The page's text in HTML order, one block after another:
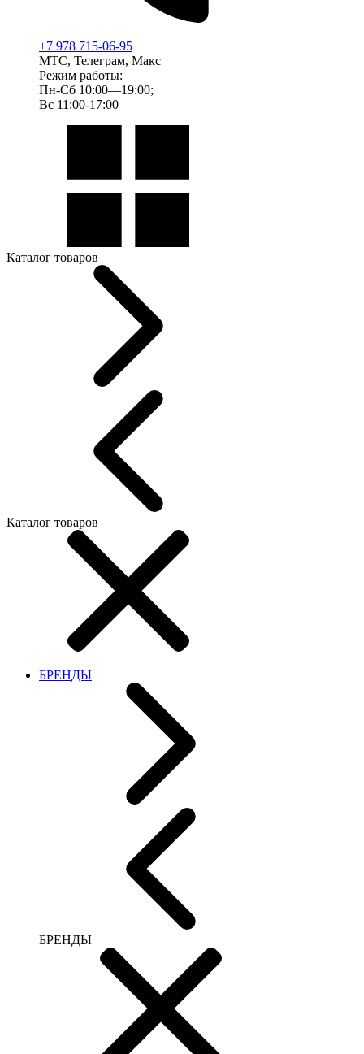
+7 978 715-06-95
МТС, Телеграм, Макс
Режим работы:
Пн-Сб 10:00—19:00;
Вс 11:00-17:00
Каталог товаров
Каталог товаров
БРЕНДЫ
БРЕНДЫ